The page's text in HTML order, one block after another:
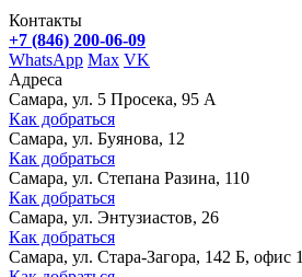
Контакты
+7 (846) 200-06-09
WhatsApp Max VK
Адреса
Самара, ул. 5 Просека, 95 А
Как добраться
Самара, ул. Буянова, 12
Как добраться
Самара, ул. Степана Разина, 110
Как добраться
Самара, ул. Энтузиастов, 26
Как добраться
Самара, ул. Стара-Загора, 142 Б, офис 1